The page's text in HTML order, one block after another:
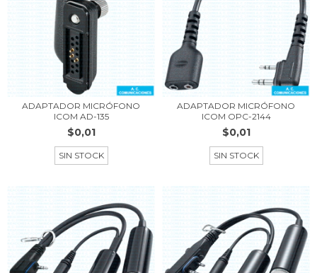
ADAPTADOR MICRÓFONO
ICOM AD-135
$0,01
SIN STOCK
ADAPTADOR MICRÓFONO
ICOM OPC-2144
$0,01
SIN STOCK